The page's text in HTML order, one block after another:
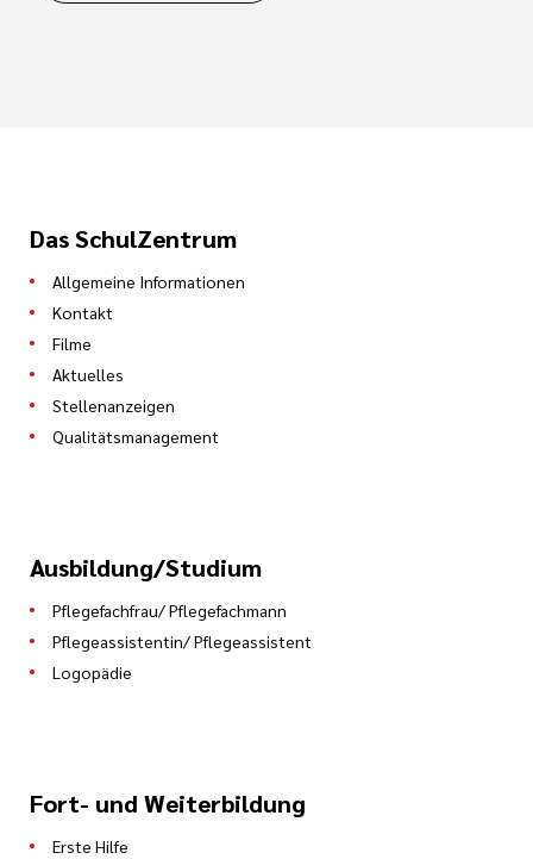
Das SchulZentrum
Allgemeine Informationen
Kontakt
Filme
Aktuelles
Stellenanzeigen
Qualitätsmanagement
Ausbildung/Studium
Pflegefachfrau/ Pflegefachmann
Pflegeassistentin/ Pflegeassistent
Logopädie
Fort- und Weiterbildung
Erste Hilfe